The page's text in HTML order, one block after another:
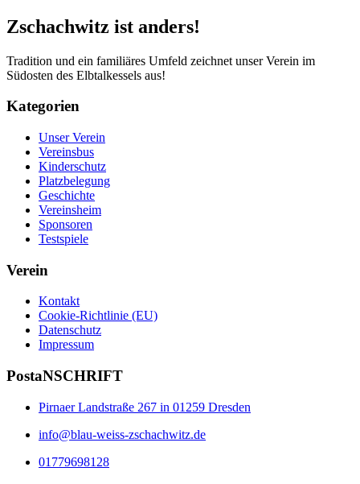
Zschachwitz ist anders!
Tradition und ein familiäres Umfeld zeichnet unser Verein im
Südosten des Elbtalkessels aus!
Kategorien
Unser Verein
Vereinsbus
Kinderschutz
Platzbelegung
Geschichte
Vereinsheim
Sponsoren
Testspiele
Verein
Kontakt
Cookie-Richtlinie (EU)
Datenschutz
Impressum
PostaNSCHRIFT
Pirnaer Landstraße 267 in 01259 Dresden
info@blau-weiss-zschachwitz.de
01779698128